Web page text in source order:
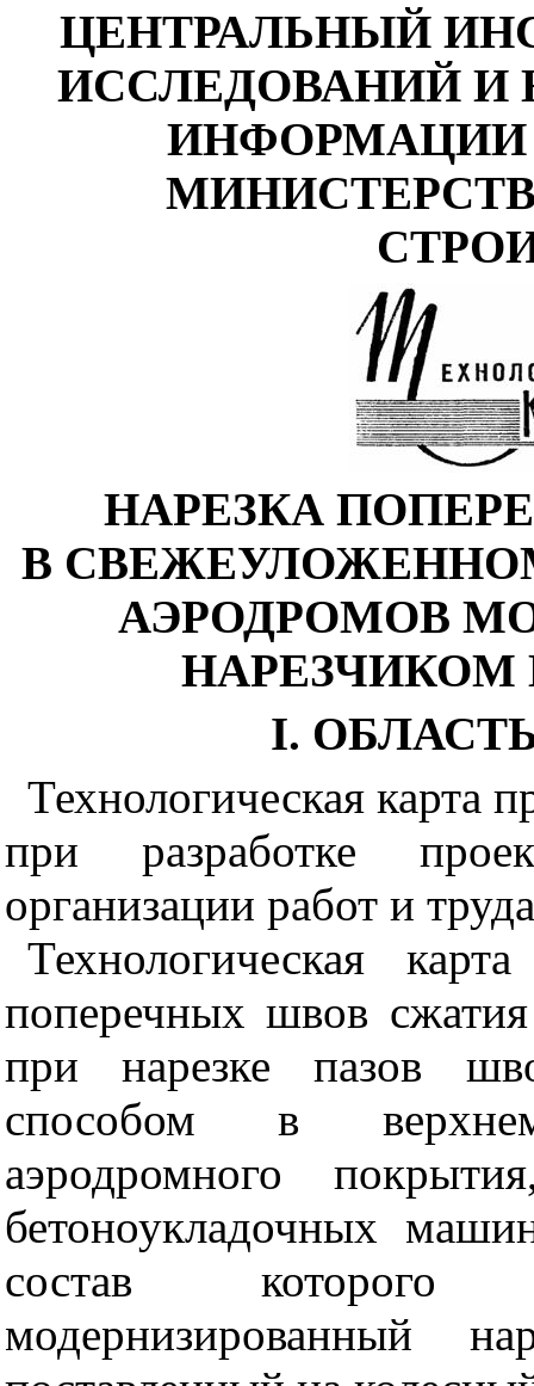
ЦЕНТРАЛЬНЫЙ
ИССЛЕДОВАНИЙ И
ИНФОРМАЦИИ
НАРЕЗКА
В
АЭРОДРОМОВ
НАРЕЗЧИКОМ
I.
Технологическая карта
при разработке
организации работ и
Технологическая
поперечных швов
при нарезке пазов
способом в
аэродромного
бетоноукладочных
состав которого
модернизированный